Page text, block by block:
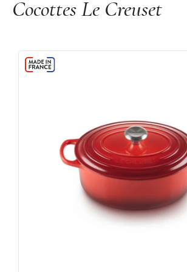
Cocottes Le Creuset